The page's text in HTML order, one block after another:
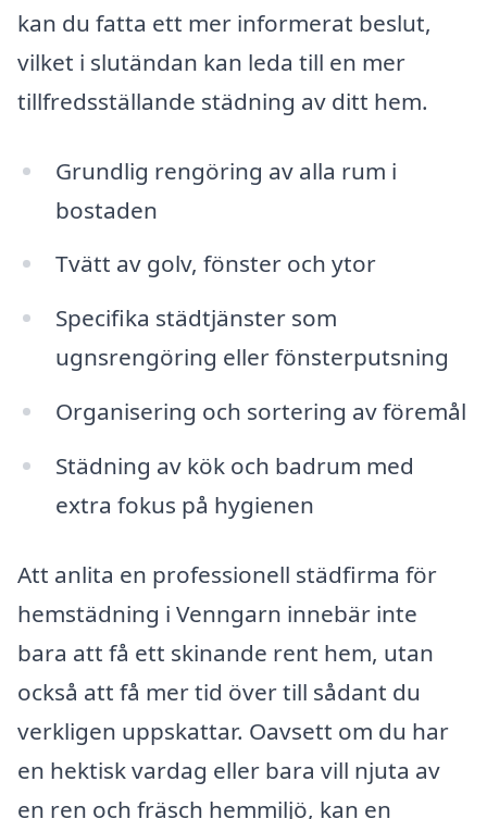
kan du fatta ett mer informerat beslut,
vilket i slutändan kan leda till en mer
tillfredsställande städning av ditt hem.
Grundlig rengöring av alla rum i
bostaden
Tvätt av golv, fönster och ytor
Specifika städtjänster som
ugnsrengöring eller fönsterputsning
Organisering och sortering av föremål
Städning av kök och badrum med
extra fokus på hygienen
Att anlita en professionell städfirma för
hemstädning i Venngarn innebär inte
bara att få ett skinande rent hem, utan
också att få mer tid över till sådant du
verkligen uppskattar. Oavsett om du har
en hektisk vardag eller bara vill njuta av
en ren och fräsch hemmiljö, kan en